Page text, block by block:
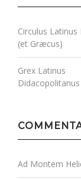
Circulus
(et Græcus)
Grex Latinus
Didacopolitanus
Ad Montem